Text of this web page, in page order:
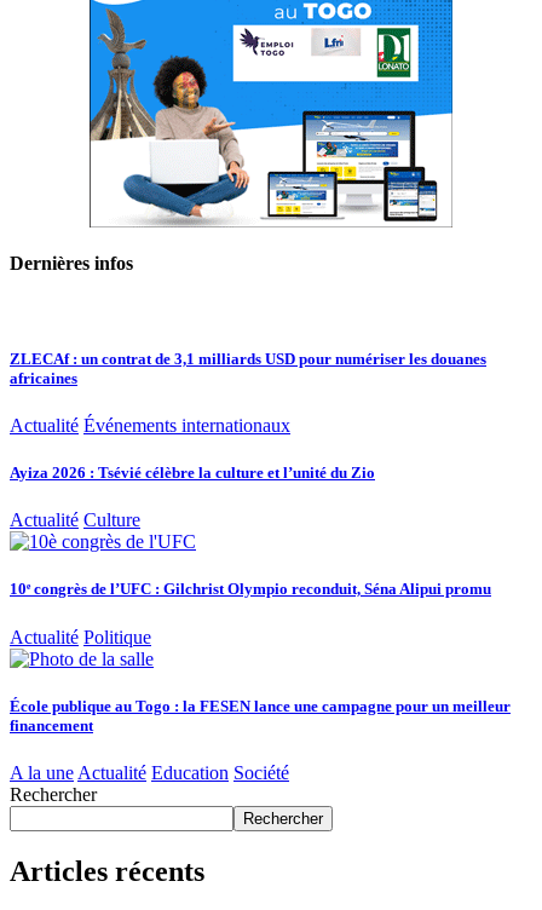
Dernières infos
ZLECAf : un contrat de 3,1 milliards USD pour numériser les douanes
africaines
Actualité Événements internationaux
Ayiza 2026 : Tsévié célèbre la culture et l’unité du Zio
Actualité Culture
10ᵉ congrès de l’UFC : Gilchrist Olympio reconduit, Séna Alipui promu
Actualité Politique
École publique au Togo : la FESEN lance une campagne pour un meilleur
financement
A la une Actualité Education Société
Rechercher
Rechercher
Articles récents